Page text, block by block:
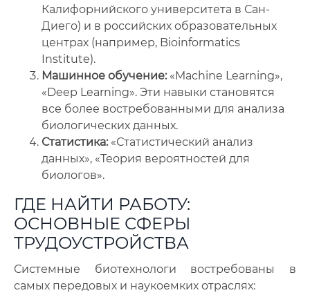
Калифорнийского университета в Сан-
Диего) и в российских образовательных
центрах (например, Bioinformatics
Institute).
Машинное обучение:«Machine Learning»,
«Deep Learning». Эти навыки становятся
все более востребованными для анализа
биологических данных.
Статистика:«Статистический анализ
данных», «Теория вероятностей для
биологов».
ГДЕ НАЙТИ РАБОТУ:
ОСНОВНЫЕ СФЕРЫ
ТРУДОУСТРОЙСТВА
Системные биотехнологи востребованы в
самых передовых и наукоемких отраслях: